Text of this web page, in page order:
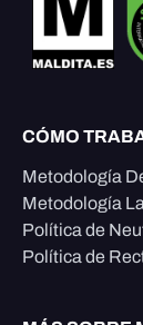
CÓMO
Metodología
Metodología
Política de
Política de